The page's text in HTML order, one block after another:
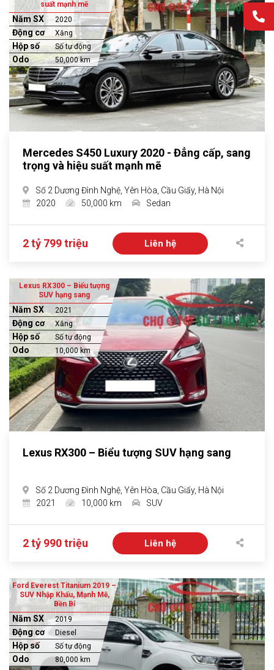
suất mạnh mẽ
Năm SX 2020
Động cơ Xăng
Hộp số Số tự động
Odo 50,000 km
Mercedes S450 Luxury 2020 - Đẳng cấp, sang
trọng và hiệu suất mạnh mẽ
Số 2 Dương Đình Nghệ, Yên Hòa, Cầu Giấy, Hà Nội
2020
50,000 km Sedan
2 tỷ 799 triệu Liên hệ
Lexus RX300 – Biểu tượng
SUV hạng sang
Năm SX 2021
Động cơ Xăng
Hộp số Số tự động
Odo 10,000 km
Lexus RX300 – Biểu tượng SUV hạng sang
Số 2 Dương Đình Nghệ, Yên Hòa, Cầu Giấy, Hà Nội
2021
10,000 km SUV
2 tỷ 990 triệu Liên hệ
Ford Everest Titanium 2019 –
SUV Nhập Khẩu, Mạnh Mẽ,
Bền Bỉ
Năm SX 2019
Động cơ Diesel
Hộp số Số tự động
Odo 80,000 km